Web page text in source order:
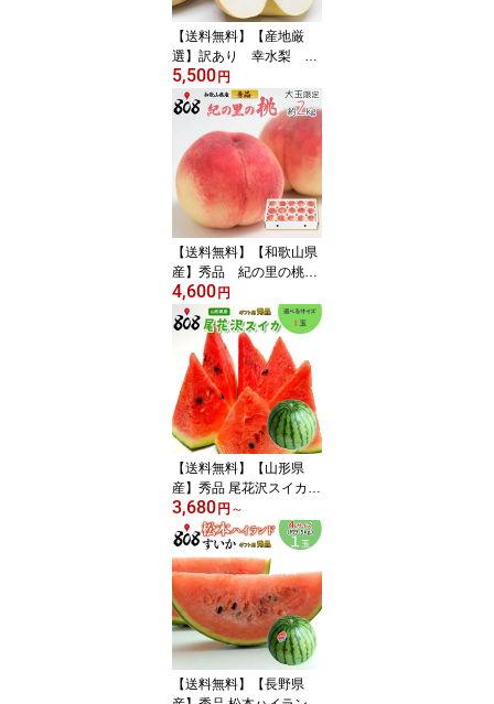
【送料無料】【産地厳
選】訳あり 幸水梨 大
きさおまかせ 約5kg(北
海道沖縄別途送料加算)
5,500 円
【送料無料】【和歌山県
産】秀品 紀の里の桃
大玉限定 化粧箱入 1
箱 約2kg(北海道沖縄別
途送料加算)
4,600 円
【送料無料】【山形県
産】秀品 尾花沢スイカ
選べるサイズ 1玉(北海
道沖縄別途送料加算)
3,680 円 ～
【送料無料】【長野県